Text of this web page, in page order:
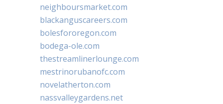
neighboursmarket.com
blackanguscareers.com
bolesfororegon.com
bodega-ole.com
thestreamlinerlounge.com
mestrinorubanofc.com
novelatherton.com
nassvalleygardens.net